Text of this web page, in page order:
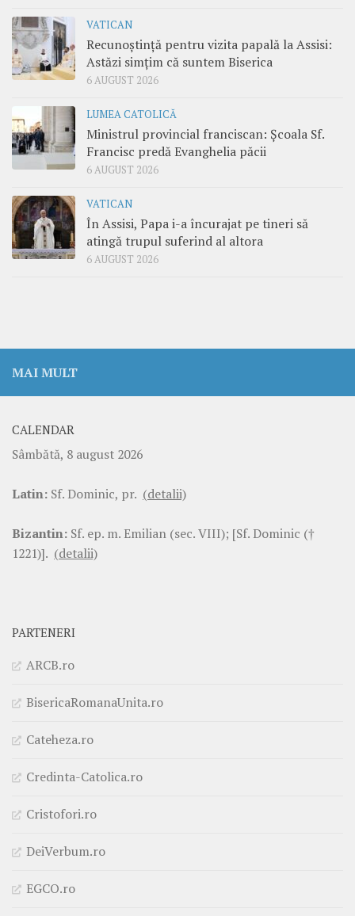
VATICAN
Recunoștință pentru vizita papală la Assisi:
Astăzi simțim că suntem Biserica
6 AUGUST 2026
LUMEA CATOLICĂ
Ministrul provincial franciscan: Școala Sf.
Francisc predă Evanghelia păcii
6 AUGUST 2026
VATICAN
În Assisi, Papa i-a încurajat pe tineri să
atingă trupul suferind al altora
6 AUGUST 2026
MAI MULT
CALENDAR
Sâmbătă, 8 august 2026
Latin: Sf. Dominic, pr. (detalii)
Bizantin: Sf. ep. m. Emilian (sec. VIII); [Sf. Dominic (†
1221)]. (detalii)
PARTENERI
ARCB.ro
BisericaRomanaUnita.ro
Cateheza.ro
Credinta-Catolica.ro
Cristofori.ro
DeiVerbum.ro
EGCO.ro